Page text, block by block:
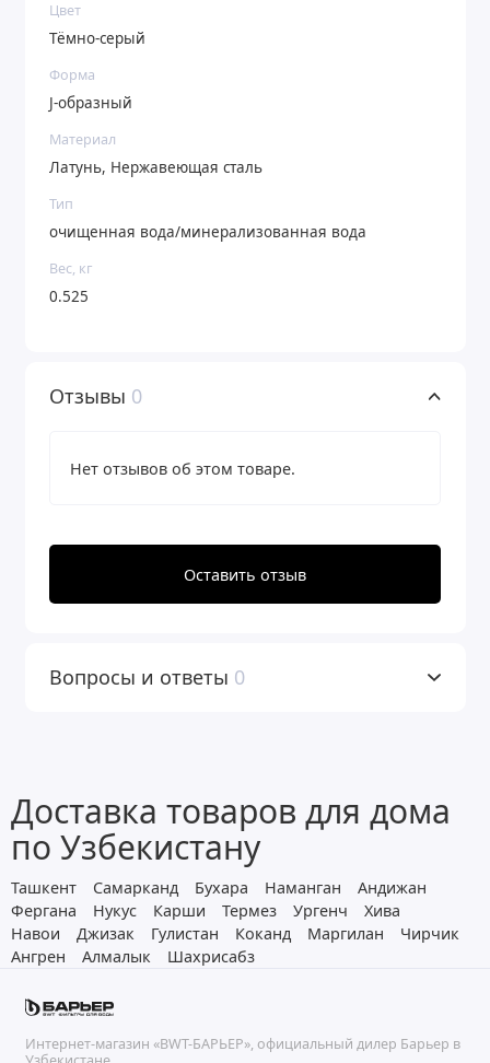
Цвет
Тёмно-серый
Форма
J-образный
Материал
Латунь, Нержавеющая сталь
Тип
очищенная вода/минерализованная вода
Вес, кг
0.525
Отзывы 0
Нет отзывов об этом товаре.
Оставить отзыв
Вопросы и ответы 0
Доставка товаров для дома
по Узбекистану
Ташкент Самарканд Бухара Наманган
Андижан
Фергана
Нукус Карши Термез Ургенч
Хива
Навои
Джизак Гулистан Коканд Маргилан
Чирчик
Ангрен
Алмалык Шахрисабз
Интернет-магазин «BWT-БАРЬЕР», официальный дилер Барьер в